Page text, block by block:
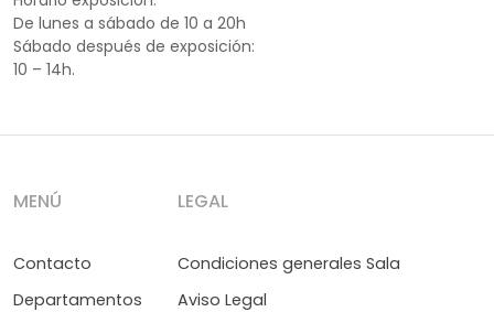
De lunes a sábado de 10 a 20h
Sábado después de exposición:
10 – 14h.
MENÚ
Contacto
Departamentos
LEGAL
Condiciones generales Sala
Aviso Legal